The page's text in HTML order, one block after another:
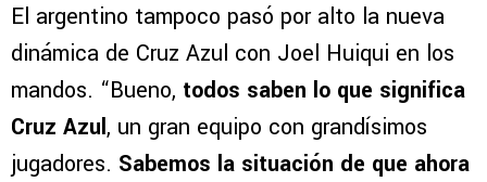
El argentino tampoco pasó por alto la nueva
dinámica de Cruz Azul con Joel Huiqui en los
mandos. “Bueno, todos saben lo que significa
Cruz Azul, un gran equipo con grandísimos
jugadores. Sabemos la situación de que ahora